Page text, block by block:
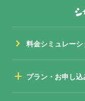
chevron_right 料金シミュレーシ
add プラン・お申し込